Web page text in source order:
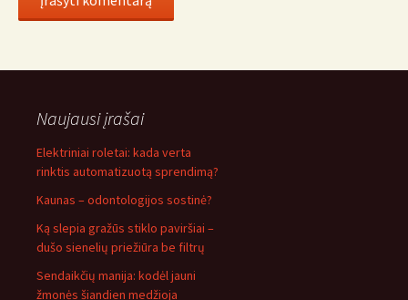
Naujausi įrašai
Elektriniai roletai: kada verta
rinktis automatizuotą sprendimą?
Kaunas – odontologijos sostinė?
Ką slepia gražūs stiklo paviršiai –
dušo sienelių priežiūra be filtrų
Sendaikčių manija: kodėl jauni
žmonės šiandien medžioja